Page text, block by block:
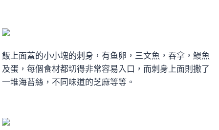
飯上面蓋的小小塊的刺身，有鱼卵，三文魚，吞拿，鰻魚
及蛋，每個食材都切得非常容易入口，而刺身上面則撒了
一堆海苔絲，不同味道的芝麻等等。